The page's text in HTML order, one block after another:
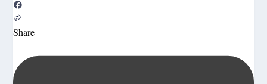
Share